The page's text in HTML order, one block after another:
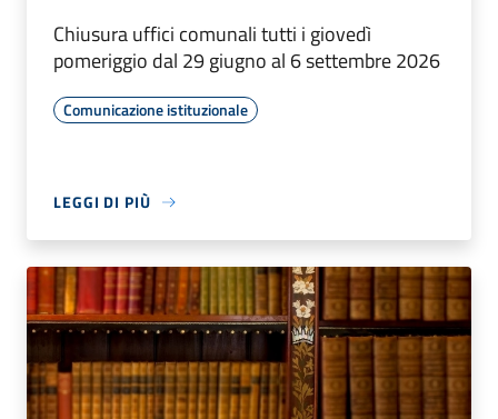
Chiusura uffici comunali tutti i giovedì
pomeriggio dal 29 giugno al 6 settembre 2026
Comunicazione istituzionale
LEGGI DI PIÙ